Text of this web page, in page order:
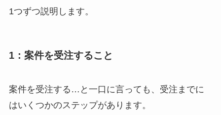
1つずつ説明します。
1：案件を受注すること
案件を受注する…と一口に言っても、受注までに
はいくつかのステップがあります。